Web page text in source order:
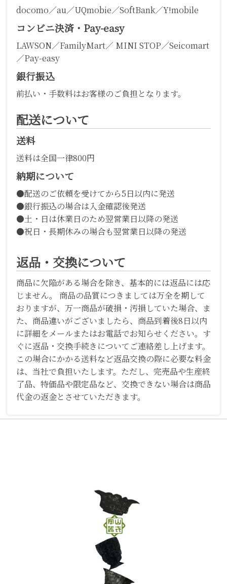
docomo／au／UQmobie／SoftBank／Y!mobile
コンビニ決済・Pay-easy
LAWSON／FamilyMart／ MINI STOP／Seicomart
／Pay-easy
銀行振込
前払い・手数料はお客様のご負担となります。
配送について
送料
送料は全国一律800円
納期について
●配送のご依頼を受けてから5日以内に発送
●銀行振込の場合は入金確認後発送
●土・日は休業日のため翌営業日以降の発送
●祝日・長期休みの場合も翌営業日以降の発送
返品・交換について
商品に欠陥がある場合を除き、基本的には返品には応
じません。 商品の品質につきましては万全を期して
おりますが、万一商品が破損・汚損していた場合、ま
た、商品違いがございましたら、商品到着後8日以内
に詳細をメールまたはお電話でお知らせください。す
ぐに返品・交換手続きについてご連絡差し上げます。
この場合にかかる送料など返品交換の際に必要な料金
は、当社で負担いたします。ただし、完売品や生産終
了品、特価品や限定品など、交換できない場合は商品
代金の返金とさせていただきます。